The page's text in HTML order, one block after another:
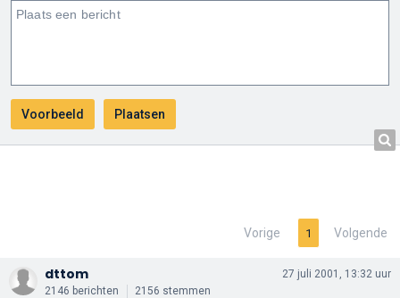
Vorige 1 Volgende
dttom
2146 berichten 2156 stemmen
27 juli 2001, 13:32 uur